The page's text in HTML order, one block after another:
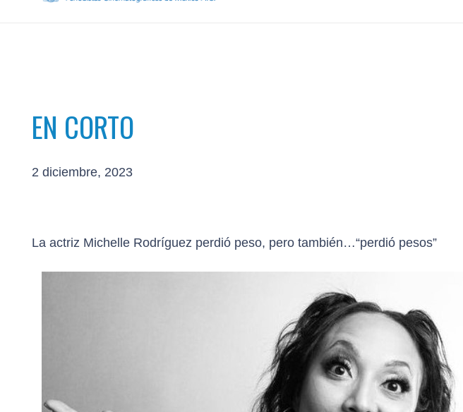
EN CORTO
2 diciembre, 2023
La actriz Michelle Rodríguez perdió peso, pero también…“perdió pesos”